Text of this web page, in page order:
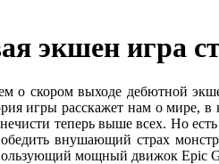
экшен игра
о скором выходе дебютной
игры расскажет нам о мире,
теперь выше всех. Но
внушающий страх
мощный движок Epic